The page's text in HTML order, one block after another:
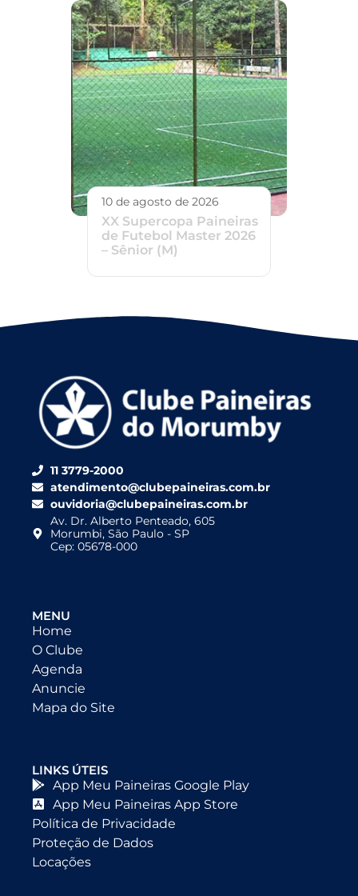
10 de agosto de 2026
XX Supercopa Paineiras
de Futebol Master 2026
– Sênior (M)
11 3779-2000
atendimento@clubepaineiras.com.br
ouvidoria@clubepaineiras.com.br
Av. Dr. Alberto Penteado, 605
Morumbi, São Paulo - SP
Cep: 05678-000
MENU
Home
O Clube
Agenda
Anuncie
Mapa do Site
LINKS ÚTEIS
App Meu Paineiras Google Play
App Meu Paineiras App Store
Política de Privacidade
Proteção de Dados
Locações